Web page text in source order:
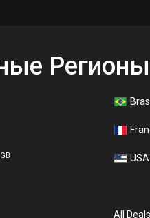
Регионы
GB USA
All